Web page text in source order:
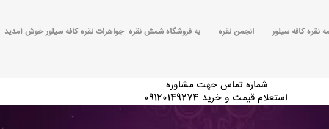
کافه سیلور انجمن نقره به فروشگاه شمش نقره جواهرات نقره کافه سیلور خوش آمدید
شماره تماس جهت مشاوره
استعلام قیمت و خرید 09120149274